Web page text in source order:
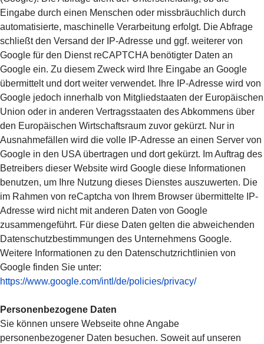
Eingabe durch einen Menschen oder missbräuchlich durch
automatisierte, maschinelle Verarbeitung erfolgt. Die Abfrage
schließt den Versand der IP-Adresse und ggf. weiterer von
Google für den Dienst reCAPTCHA benötigter Daten an
Google ein. Zu diesem Zweck wird Ihre Eingabe an Google
übermittelt und dort weiter verwendet. Ihre IP-Adresse wird von
Google jedoch innerhalb von Mitgliedstaaten der Europäischen
Union oder in anderen Vertragsstaaten des Abkommens über
den Europäischen Wirtschaftsraum zuvor gekürzt. Nur in
Ausnahmefällen wird die volle IP-Adresse an einen Server von
Google in den USA übertragen und dort gekürzt. Im Auftrag des
Betreibers dieser Website wird Google diese Informationen
benutzen, um Ihre Nutzung dieses Dienstes auszuwerten. Die
im Rahmen von reCaptcha von Ihrem Browser übermittelte IP-
Adresse wird nicht mit anderen Daten von Google
zusammengeführt. Für diese Daten gelten die abweichenden
Datenschutzbestimmungen des Unternehmens Google.
Weitere Informationen zu den Datenschutzrichtlinien von
Google finden Sie unter:
https://www.google.com/intl/de/policies/privacy/
Personenbezogene Daten
Sie können unsere Webseite ohne Angabe
personenbezogener Daten besuchen. Soweit auf unseren